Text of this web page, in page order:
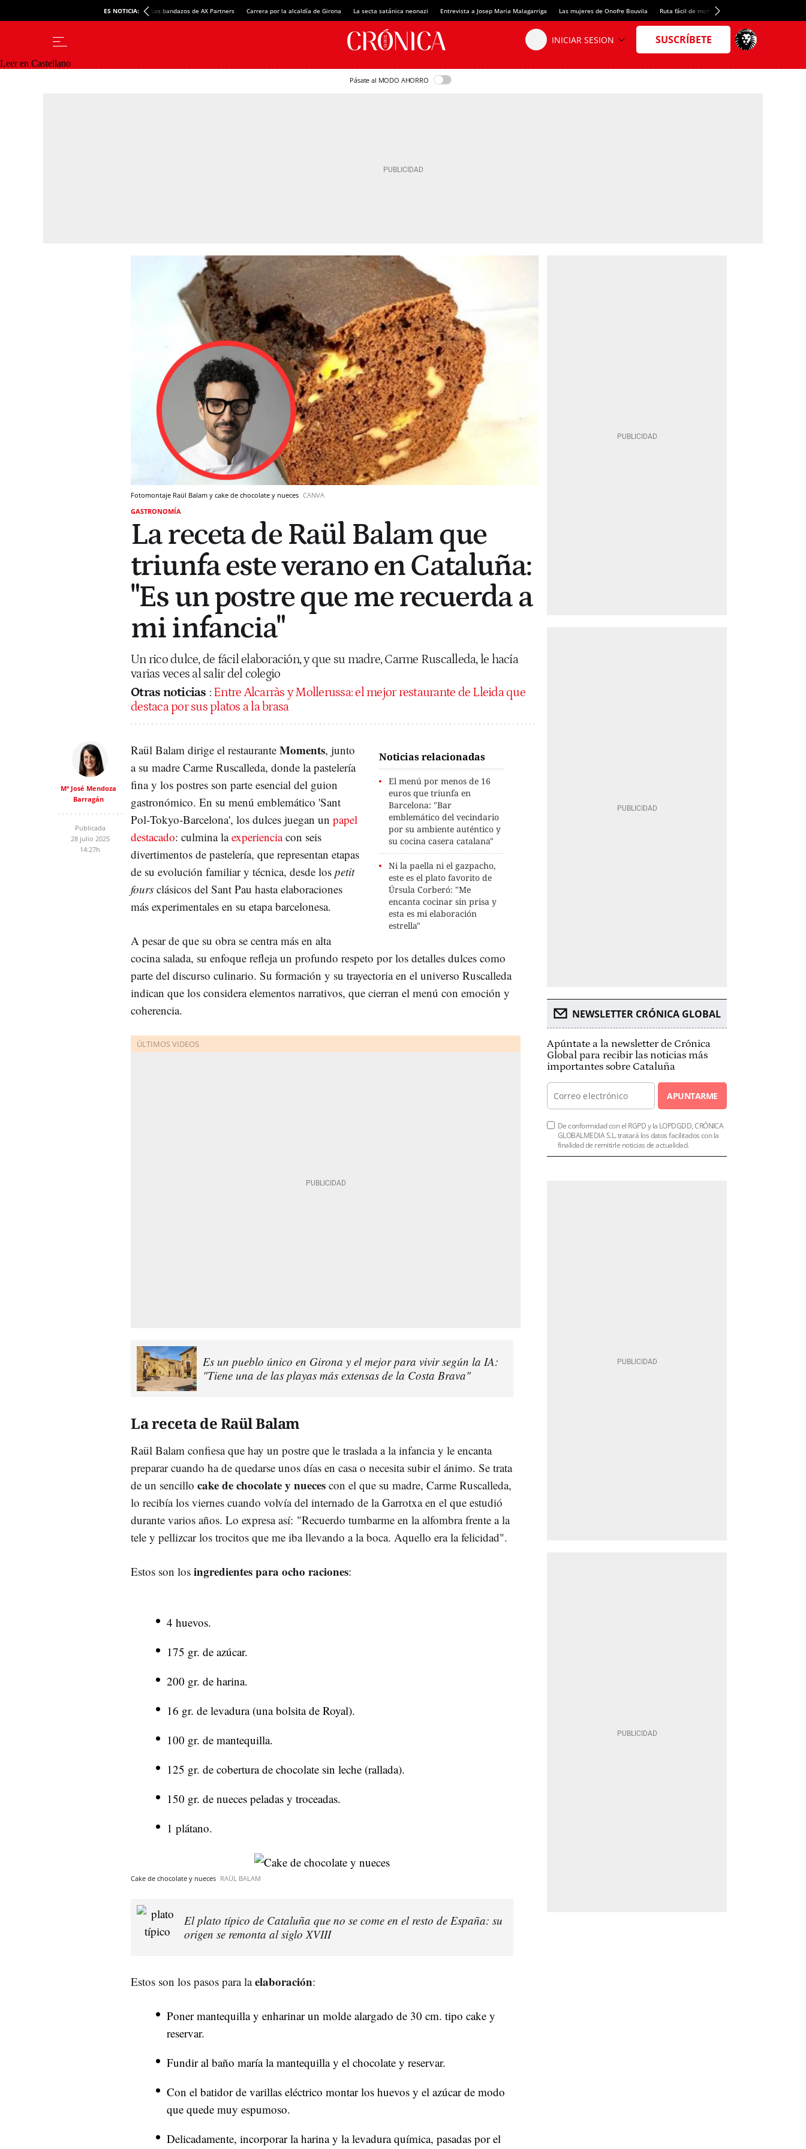
ES NOTICIA: Los bandazos de AX Partners Carrera por la alcaldía de Girona La secta satánica neonazi Entrevista a Josep Maria Malagarriga Las mujeres de Onofre Bouvila Ruta fácil de montaña
Leer en Castellano
Pásate al MODO AHORRO
Fotomontaje Raül Balam y cake de chocolate y nueces CANVA
GASTRONOMÍA
La receta de Raül Balam que
triunfa este verano en Cataluña:
"Es un postre que me recuerda a
mi infancia"
Un rico dulce, de fácil elaboración, y que su madre, Carme Ruscalleda, le hacía
varias veces al salir del colegio
Otras noticias : Entre Alcarràs y Mollerussa: el mejor restaurante de Lleida que
destaca por sus platos a la brasa
Mª José Mendoza
Barragán
Publicada
28 julio 2025
14:27h
Noticias relacionadas
El menú por menos de 16
euros que triunfa en
Barcelona: "Bar
emblemático del vecindario
por su ambiente auténtico y
su cocina casera catalana"
Ni la paella ni el gazpacho,
este es el plato favorito de
Úrsula Corberó: "Me
encanta cocinar sin prisa y
esta es mi elaboración
estrella"
Raül Balam dirige el restaurante Moments, junto
a su madre Carme Ruscalleda, donde la pastelería
fina y los postres son parte esencial del guion
gastronómico. En su menú emblemático 'Sant
Pol‑Tokyo‑Barcelona', los dulces juegan un papel
destacado: culmina laexperienciacon seis
divertimentos de pastelería, que representan etapas
de su evolución familiar y técnica, desde los petit
fours clásicos del Sant Pau hasta elaboraciones
más experimentales en su etapa barcelonesa.
A pesar de que su obra se centra más en alta
cocina salada, su enfoque refleja un profundo respeto por los detalles dulces como
parte del discurso culinario. Su formación y su trayectoria en el universo Ruscalleda
indican que los considera elementos narrativos, que cierran el menú con emoción y
coherencia.
Es un pueblo único en Girona y el mejor para vivir según la IA:
"Tiene una de las playas más extensas de la Costa Brava"
La receta de Raül Balam
Raül Balam confiesa que hay un postre que le traslada a la infancia y le encanta
preparar cuando ha de quedarse unos días en casa o necesita subir el ánimo. Se trata
de un sencillo cake de chocolate y nueces con el que su madre, Carme Ruscalleda,
lo recibía los viernes cuando volvía del internado de la Garrotxa en el que estudió
durante varios años. Lo expresa así: "Recuerdo tumbarme en la alfombra frente a la
tele y pellizcar los trocitos que me iba llevando a la boca. Aquello era la felicidad".
Estos son los ingredientes para ocho raciones:
4 huevos.
175 gr. de azúcar.
200 gr. de harina.
16 gr. de levadura (una bolsita de Royal).
100 gr. de mantequilla.
125 gr. de cobertura de chocolate sin leche (rallada).
150 gr. de nueces peladas y troceadas.
1 plátano.
Cake de chocolate y nueces RAÜL BALAM
El plato típico de Cataluña que no se come en el resto de España: su
origen se remonta al siglo XVIII
Estos son los pasos para laelaboración:
Poner mantequilla y enharinar un molde alargado de 30 cm. tipo cake y
reservar.
Fundir al baño maría la mantequilla y el chocolate y reservar.
Con el batidor de varillas eléctrico montar los huevos y el azúcar de modo
que quede muy espumoso.
Delicadamente, incorporar la harina y la levadura química, pasadas por el
NEWSLETTER CRÓNICA GLOBAL
Apúntate a la newsletter de Crónica
Global para recibir las noticias más
importantes sobre Cataluña
APUNTARME
De conformidad con el RGPD y la LOPDGDD, CRÓNICA
GLOBALMEDIA S.L. tratará los datos facilitados con la
finalidad de remitirle noticias de actualidad.